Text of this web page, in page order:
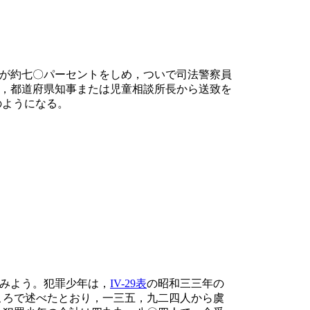
七〇パーセントをしめ，ついで司法警察員
都道府県知事または児童相談所長から送致を
うになる。
よう。犯罪少年は， IV-29表の昭和三三年の
で述べたとおり，一三五，九二四人から虞